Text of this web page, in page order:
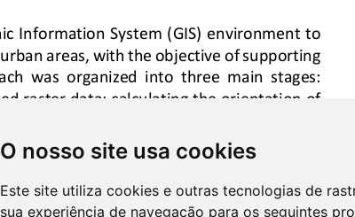
O nosso site usa cookies
Este site utiliza cookies e outras tecnologias de
sua experiência de navegação para os seguintes